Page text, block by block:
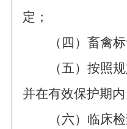
定；
（四）畜禽
（五）按照
并在有效保护期内
（六）临床